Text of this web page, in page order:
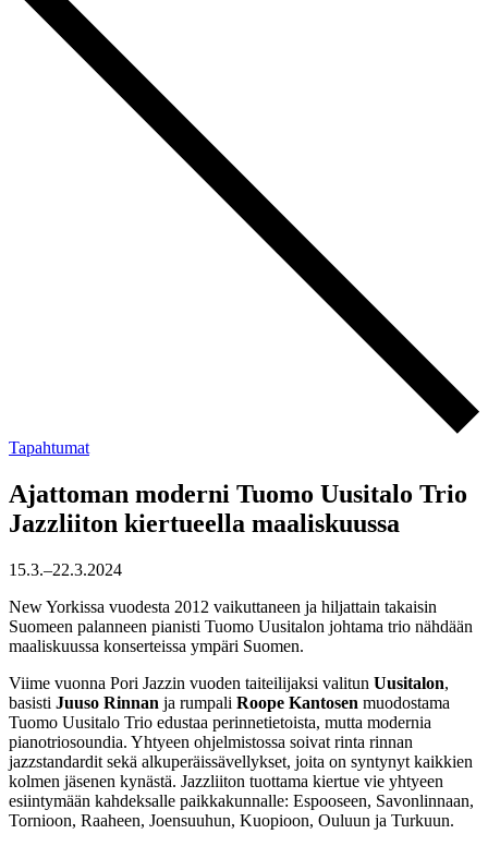
Tapahtumat
Ajattoman moderni Tuomo Uusitalo Trio
Jazzliiton kiertueella maaliskuussa
15.3.–22.3.2024
New Yorkissa vuodesta 2012 vaikuttaneen ja hiljattain takaisin
Suomeen palanneen pianisti Tuomo Uusitalon johtama trio nähdään
maaliskuussa konserteissa ympäri Suomen.
Viime vuonna Pori Jazzin vuoden taiteilijaksi valitun Uusitalon,
basisti Juuso Rinnan ja rumpali Roope Kantosen muodostama
Tuomo Uusitalo Trio edustaa perinnetietoista, mutta modernia
pianotriosoundia. Yhtyeen ohjelmistossa soivat rinta rinnan
jazzstandardit sekä alkuperäissävellykset, joita on syntynyt kaikkien
kolmen jäsenen kynästä. Jazzliiton tuottama kiertue vie yhtyeen
esiintymään kahdeksalle paikkakunnalle: Espooseen, Savonlinnaan,
Tornioon, Raaheen, Joensuuhun, Kuopioon, Ouluun ja Turkuun.